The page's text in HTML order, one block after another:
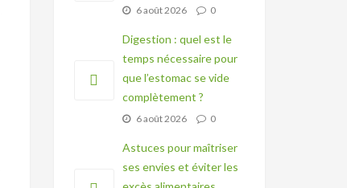
6 août 2026 0
Digestion : quel est le
temps nécessaire pour
que l’estomac se vide
complètement ?
6 août 2026 0
Astuces pour maîtriser
ses envies et éviter les